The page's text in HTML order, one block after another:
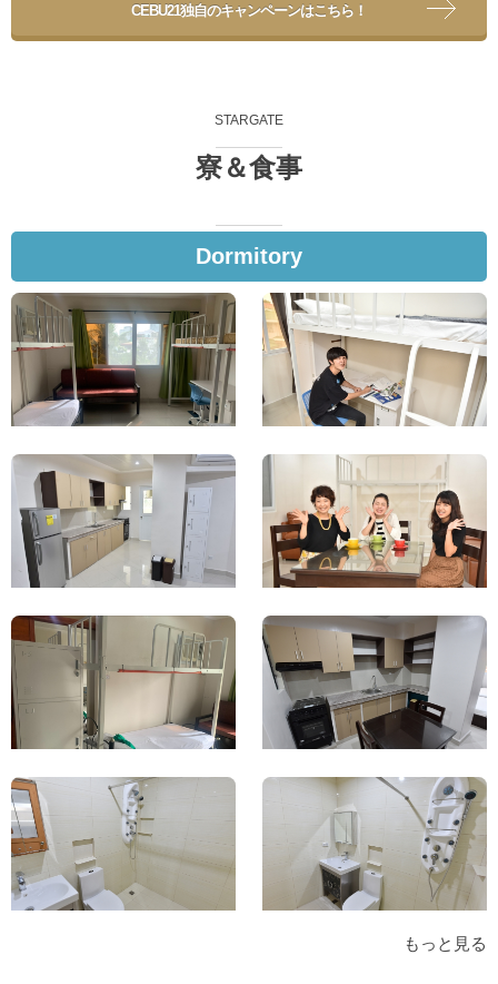
CEBU21独自のキャンペーンはこちら！
STARGATE
寮＆食事
Dormitory
もっと見る